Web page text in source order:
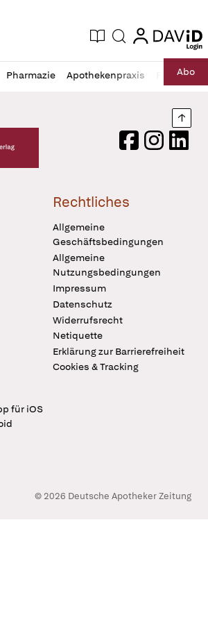
Zeitung
Aktuelle Ausgabe
Suche login
login
Pharmazie Apothekenpraxis RechtAbo
Verlag Logo
FacebookInstagram
Rechtliches
Allgemeine
Geschäftsbedingungen
Allgemeine
Nutzungsbedingungen
Impressum
Datenschutz
Widerrufsrecht
Netiquette
Erklärung zur Barrierefreiheit
Cookies & Tracking
für iOS
© 2026 Deutsche Apotheker Zeitung